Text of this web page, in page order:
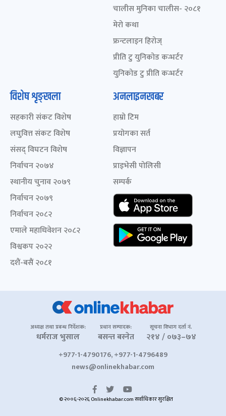
चालीस मुनिका चालीस- २०८१
मेरो कथा
फ्रन्टलाइन हिरोज्
प्रीति टु युनिकोड कन्भर्टर
युनिकोड टु प्रीति कन्भर्टर
विशेष शृङ्खला
सहकारी संकट विशेष
लघुवित्त संकट विशेष
संसद् विघटन विशेष
निर्वाचन २०७४
स्थानीय चुनाव २०७९
निर्वाचन २०७९
निर्वाचन २०८२
एमाले महाधिवेशन २०८२
विश्वकप २०२२
दशैं-बसैं २०८१
अनलाइनखबर
हाम्रो टिम
प्रयोगका सर्त
विज्ञापन
प्राइभेसी पोलिसी
सम्पर्क
अध्यक्ष तथा प्रबन्ध निर्देशक:
धर्मराज भुसाल
प्रधान सम्पादक:
बसन्त बस्नेत
सूचना विभाग दर्ता नं.
२१४ / ०७३–७४
+977-1-4790176, +977-1-4796489
news@onlinekhabar.com
© २००६-२०२६ Onlinekhabar.com सर्वाधिकार सुरक्षित